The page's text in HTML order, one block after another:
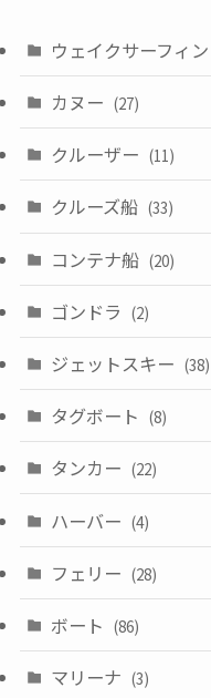
ウェイクサーフィン
カヌー (27)
クルーザー (11)
クルーズ船 (33)
コンテナ船 (20)
ゴンドラ (2)
ジェットスキー (38)
タグボート (8)
タンカー (22)
ハーバー (4)
フェリー (28)
ボート (86)
マリーナ (3)